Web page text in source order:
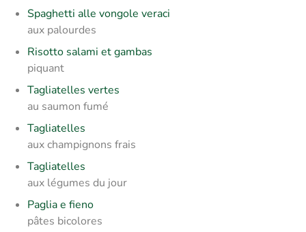
Spaghetti alle vongole veraci
aux palourdes
Risotto salami et gambas
piquant
Tagliatelles vertes
au saumon fumé
Tagliatelles
aux champignons frais
Tagliatelles
aux légumes du jour
Paglia e fieno
pâtes bicolores